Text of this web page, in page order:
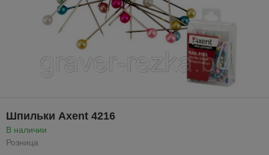
Шпильки Axent 4216
В наличии
Розница